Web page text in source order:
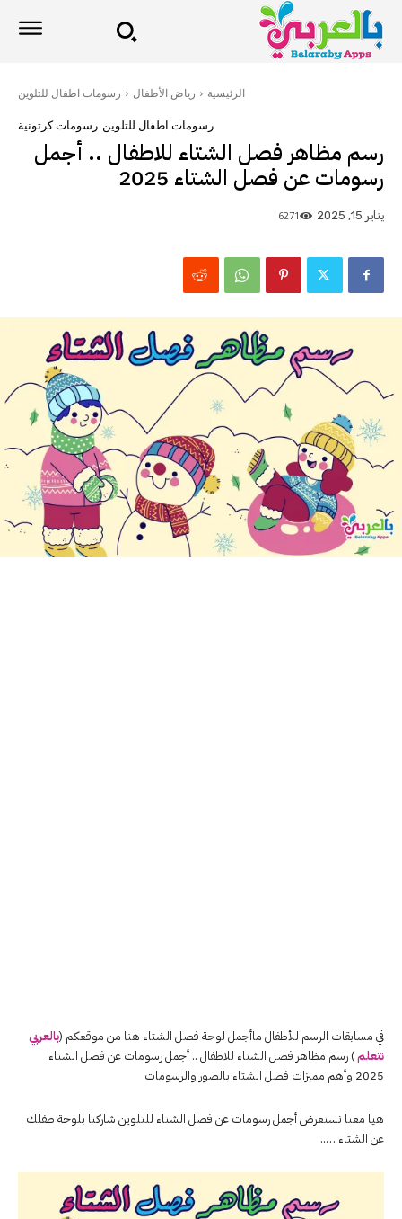
الرئيسية رياض الأطفال رسومات اطفال للتلوين
رسومات اطفال للتلوين رسومات كرتونية
رسم مظاهر فصل الشتاء للاطفال .. أجمل
رسومات عن فصل الشتاء 2025
يناير 15, 2025 6271
في مسابقات الرسم للأطفال ماأجمل لوحة فصل الشتاء هنا من موقعكم (بالعربي
نتعلم) رسم مظاهر فصل الشتاء للاطفال .. أجمل رسومات عن فصل الشتاء
2025 وأهم
مميزات فصل الشتاء بالصور والرسومات
هيا معنا نستعرض أجمل رسومات عن فصل الشتاء للتلوين شاركنا بلوحة طفلك
عن الشتاء …..